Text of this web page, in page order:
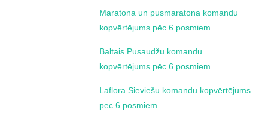
Maratona un pusmaratona komandu
kopvērtējums pēc 6 posmiem
Baltais Pusaudžu komandu
kopvērtējums pēc 6 posmiem
Laflora Sieviešu komandu kopvērtējums
pēc 6 posmiem